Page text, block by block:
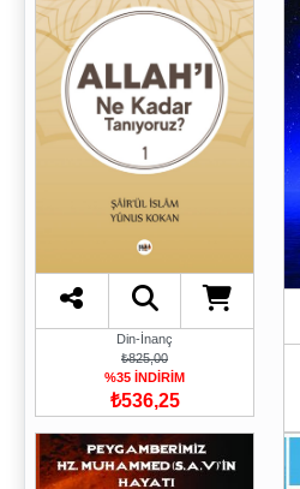
Din-İnanç
₺825,00
%35 İNDİRİM
₺536,25